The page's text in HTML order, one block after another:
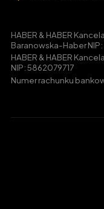
HABER & HABER
Baranowska-Haber
HABER & HABER
NIP: 5862079717
Numer rachunku